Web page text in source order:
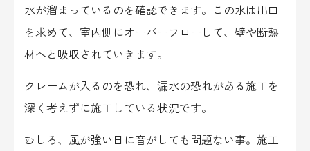
水が溜まっているのを確認できます。この水は出口
を求めて、室内側にオーバーフローして、壁や断熱
材へと吸収されていきます。
クレームが入るのを恐れ、漏水の恐れがある施工を
深く考えずに施工している状況です。
むしろ、風が強い日に音がしても問題ない事。施工